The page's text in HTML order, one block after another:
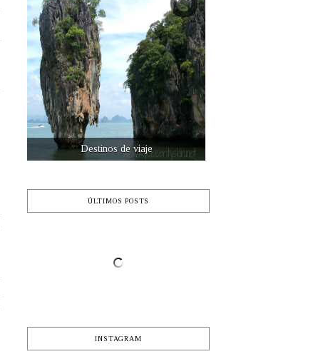
Vive un embarazo sano y feliz
ÚLTIMOS POSTS
INSTAGRAM